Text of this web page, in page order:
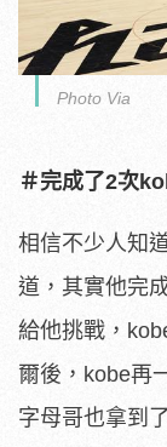
Photo Via
＃完成了2次
相信不少人知
道，其實他完
給他挑戰，
爾後，kobe再
字母哥也拿到